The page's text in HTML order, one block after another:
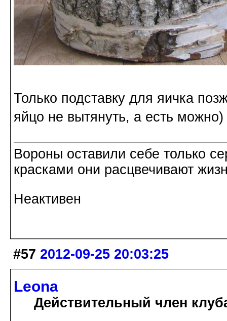
Только подставку для яичка
яйцо не вытянуть, а есть можно)
Вороны оставили себе только
красками они расцвечивают
Неактивен
#57 2012-09-25 20:03:25
Leona
Действительный член